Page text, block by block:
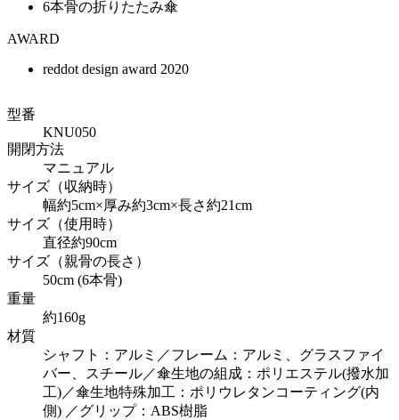
6本骨の折りたたみ傘
AWARD
reddot design award 2020
型番
KNU050
開閉方法
マニュアル
サイズ（収納時）
幅約5cm×厚み約3cm×長さ約21cm
サイズ（使用時）
直径約90cm
サイズ（親骨の長さ）
50cm (6本骨)
重量
約160g
材質
シャフト：アルミ／フレーム：アルミ、グラスファイ
バー、スチール／傘生地の組成：ポリエステル(撥水加
工)／傘生地特殊加工：ポリウレタンコーティング(内
側) ／グリップ：ABS樹脂